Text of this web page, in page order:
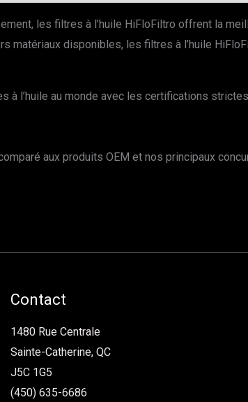
les filtres à l’huile HiFloFiltro offrent la
matériaux disponibles, les filtres à l’huile
l’huile au monde avec les certifications
aux produits OEM et nos principaux
Contact
1480 Rue Centrale
Sainte-Catherine, QC
J5C 1G5
(450) 635-6686